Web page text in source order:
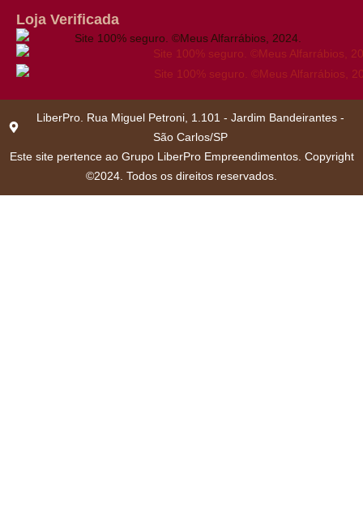
Loja Verificada
LiberPro. Rua Miguel Petroni, 1.101 - Jardim Bandeirantes -
São Carlos/SP
Este site pertence ao Grupo LiberPro Empreendimentos. Copyright
©2024. Todos os direitos reservados.